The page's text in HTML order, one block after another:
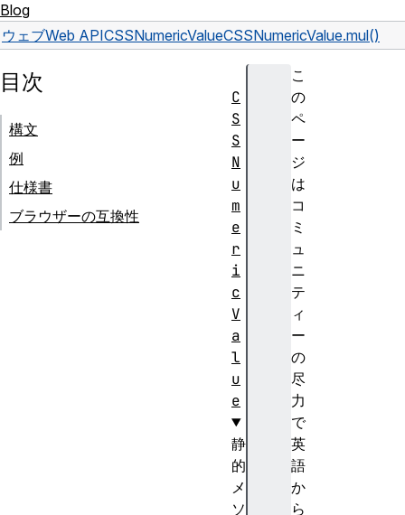
Blog
ウェブWeb APICSSNumericValueCSSNumericValue.mul()
こ
の
ペ
ー
ジ
は
コ
ミ
ュ
ニ
テ
ィ
ー
の
尽
力
で
英
語
か
ら
目次
構文
例
仕様書
ブラウザーの互換性
C
S
S
N
u
m
e
r
i
c
V
a
l
u
e
静
的
メ
ソ